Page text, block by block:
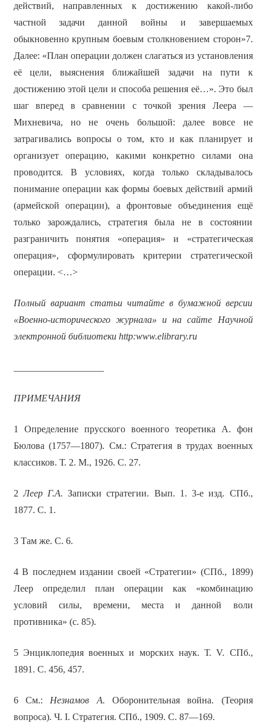
действий, направленных к достижению какой-либо
частной задачи данной войны и завершаемых
обыкновенно крупным боевым столкновением сторон»7.
Далее: «План операции должен слагаться из установления
её цели, выяснения ближайшей задачи на пути к
достижению этой цели и способа решения её…». Это был
шаг вперед в сравнении с точкой зрения Леера —
Михневича, но не очень большой: далее вовсе не
затрагивались вопросы о том, кто и как планирует и
организует операцию, какими конкретно силами она
проводится. В условиях, когда только складывалось
понимание операции как формы боевых действий армий
(армейской операции), а фронтовые объединения ещё
только зарождались, стратегия была не в состоянии
разграничить понятия «операция» и «стратегическая
операция», сформулировать критерии стратегической
операции. <…>
Полный вариант статьи читайте в бумажной версии
«Военно-исторического журнала» и на сайте Научной
электронной библиотеки http:www.elibrary.ru
ПРИМЕЧАНИЯ
1 Определение прусского военного теоретика А. фон
Бюлова (1757—1807). См.: Стратегия в трудах военных
классиков. Т. 2. М., 1926. С. 27.
2Леер Г.А. Записки стратегии. Вып. 1. 3-е изд. СПб.,
1877. С. 1.
3 Там же. С. 6.
4 В последнем издании своей «Стратегии» (СПб., 1899)
Леер определил план операции как «комбинацию
условий силы, времени, места и данной воли
противника» (с. 85).
5 Энциклопедия военных и морских наук. Т. V. СПб.,
1891. С. 456, 457.
6 См.: Незнамов А. Оборонительная война. (Теория
вопроса). Ч. I. Стратегия. СПб., 1909. С. 87—169.